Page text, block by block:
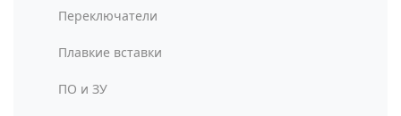
Переключатели
Плавкие вставки
ПО и ЗУ